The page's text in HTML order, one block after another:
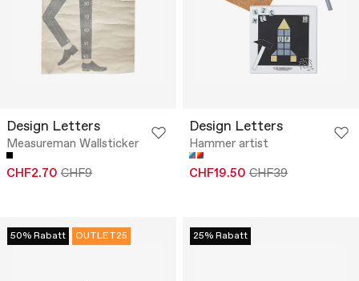
Design Letters
Measureman Wallsticker
CHF2.70 CHF9
Design Letters
Hammer artist
CHF19.50 CHF39
50% Rabatt OUTLET25 25% Rabatt